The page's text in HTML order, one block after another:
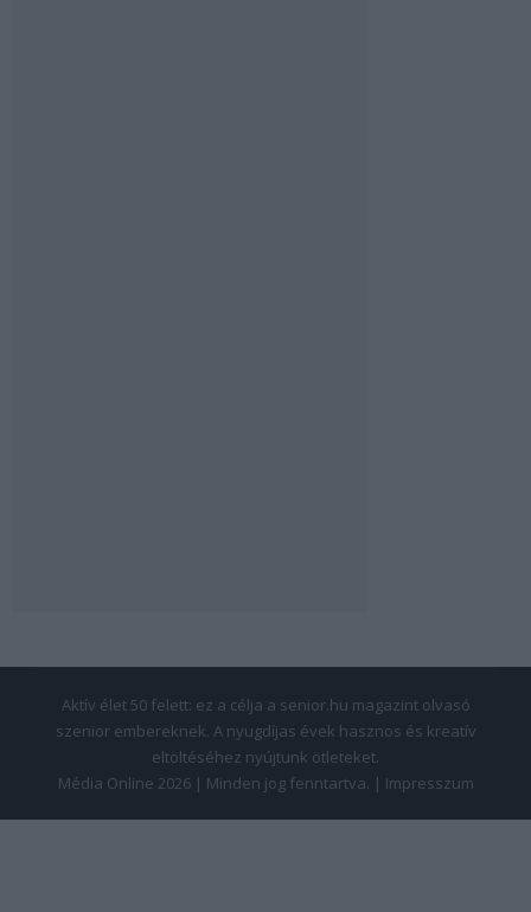
Aktív élet 50 felett: ez a célja a senior.hu magazint olvasó
szenior embereknek. A nyugdíjas évek hasznos és kreatív
eltöltéséhez nyújtunk ötleteket.
Média Online 2026 | Minden jog fenntartva. | Impresszum